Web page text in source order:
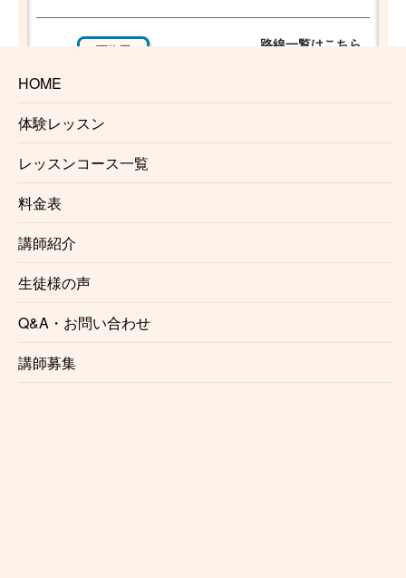
HOME
体験レッスン
レッスンコース一覧
料金表
講師紹介
生徒様の声
Q&A・お問い合わせ
講師募集
西梅田
肥後橋
本町
なんば
大国町
路線一覧はこちら